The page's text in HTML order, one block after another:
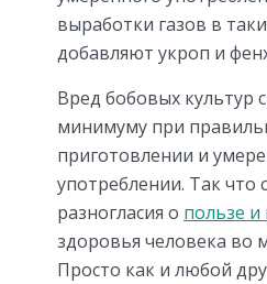
выработки газов в
добавляют укроп и
Вред бобовых культур
минимуму при
приготовлении и
употреблении. Так что
разногласия о пользе и
здоровья человека во
Просто как и любой